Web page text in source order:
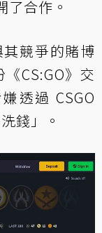
了合作。
競爭的賭博
CS:GO》交
透過 CSGO
錢」。